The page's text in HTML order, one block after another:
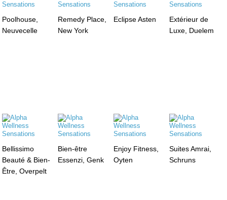
Poolhouse,
Neuvecelle
Remedy Place,
New York
Eclipse Asten
Extérieur de
Luxe, Duelem
Bellissimo
Beauté & Bien-
Être, Overpelt
Bien-être
Essenzi, Genk
Enjoy Fitness,
Oyten
Suites Amrai,
Schruns